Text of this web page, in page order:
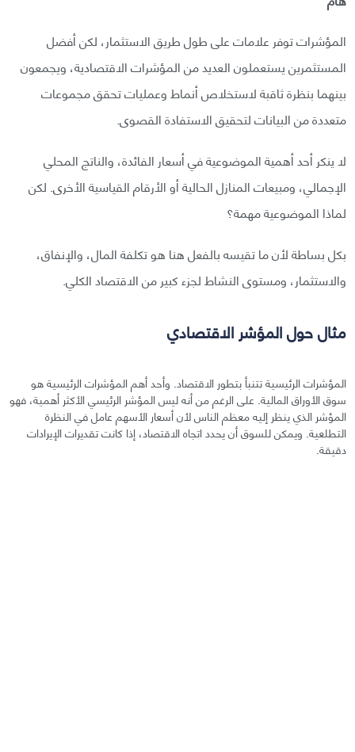
المؤشرات توفر علامات على طول طريق الاستثمار، لكن أفضل
المستثمرين يستعملون العديد من المؤشرات الاقتصادية، ويجمعون
بينهما بنظرة ثاقبة لاستخلاص أنماط وعمليات تحقق مجموعات
متعددة من البيانات لتحقيق الاستفادة القصوى.
لا ينكر أحد أهمية الموضوعية في أسعار الفائدة، والناتج المحلي
الإجمالي، ومبيعات المنازل الحالية أو الأرقام القياسية الأخرى. لكن
لماذا الموضوعية مهمة؟
بكل بساطة لأن ما تقيسه بالفعل هنا هو تكلفة المال، والإنفاق،
والاستثمار، ومستوى النشاط لجزء كبير من الاقتصاد الكلي.
مثال حول المؤشر الاقتصادي
المؤشرات الرئيسية تتنبأ بتطور الاقتصاد. وأحد أهم المؤشرات الرئيسية هو
سوق الأوراق المالية. على الرغم من أنه ليس المؤشر الرئيسي الأكثر أهمية، فهو
المؤشر الذي ينظر إليه معظم الناس لأن أسعار الأسهم عامل في النظرة
التطلعية. ويمكن للسوق أن يحدد اتجاه الاقتصاد، إذا كانت تقديرات الإيرادات
دقيقة.